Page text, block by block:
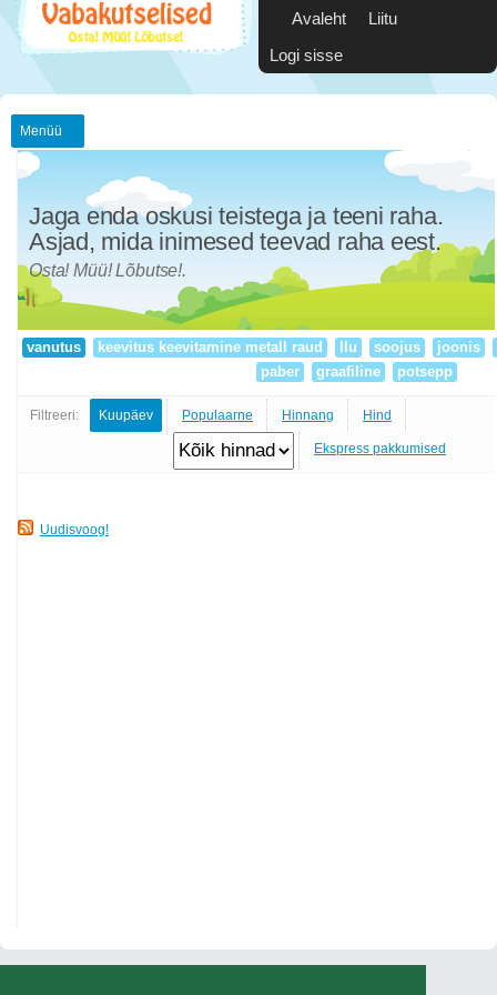
Avaleht
Liitu
Logi sisse
Menüü
Jaga enda oskusi teistega ja teeni raha.
Asjad, mida inimesed teevad raha eest.
Osta! Müü! Lõbutse!.
vanutus keevitus keevitamine metall raud Ilu soojus joonis
paber
graafiline potsepp
Filtreeri: Kuupäev Populaarne Hinnang Hind
Ekspress pakkumised
Uudisvoog!